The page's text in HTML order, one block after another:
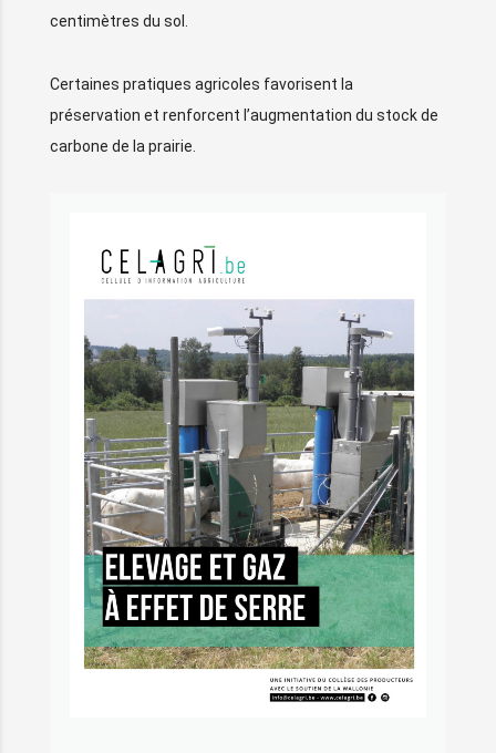
centimètres du sol.
Certaines pratiques agricoles favorisent la
préservation et renforcent l’augmentation du stock de
carbone de la prairie.